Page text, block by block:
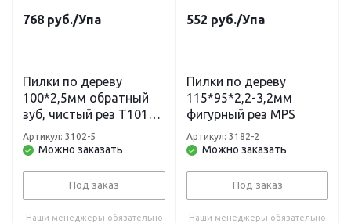
768 руб./Упа
Пилки по дереву
100*2,5мм обратный
зуб, чистый рез T101BR
MPS (5 шт.)
Можно заказать
Артикул: 3102-5
Под заказ
Наши менеджеры обязательно
552 руб./Упа
Пилки по дереву
115*95*2,2-3,2мм
фигурный рез MPS
Можно заказать
Артикул: 3182-2
Под заказ
Наши менеджеры обязательно